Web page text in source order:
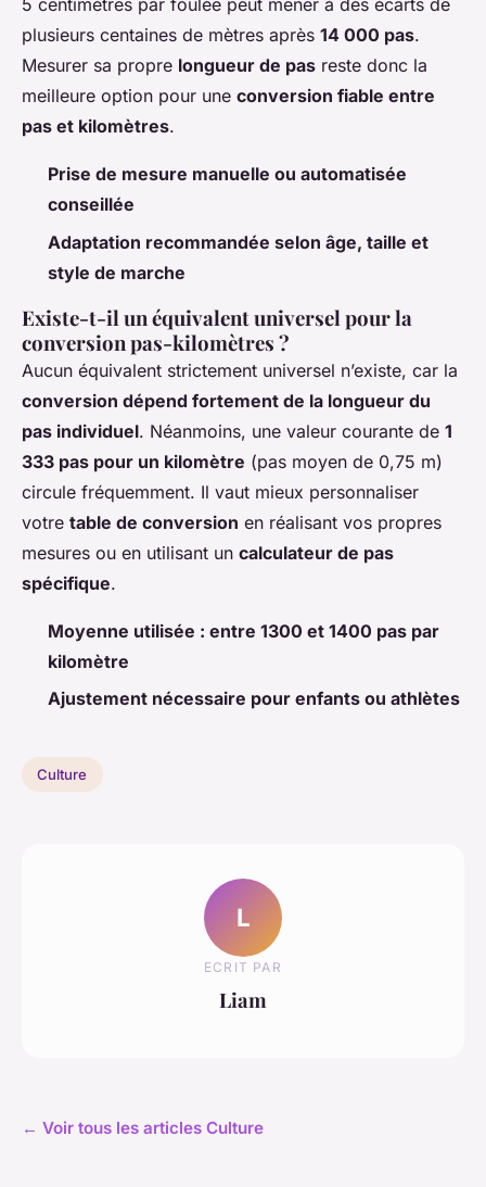
5 centimètres par foulée peut mener à des écarts de
plusieurs centaines de mètres après 14 000 pas.
Mesurer sa propre longueur de pas reste donc la
meilleure option pour une conversion fiable entre
pas et kilomètres.
Prise de mesure manuelle ou automatisée
conseillée
Adaptation recommandée selon âge, taille et
style de marche
Existe-t-il un équivalent universel pour la
conversion pas-kilomètres ?
Aucun équivalent strictement universel n’existe, car la
conversion dépend fortement de la longueur du
pas individuel. Néanmoins, une valeur courante de 1
333 pas pour un kilomètre (pas moyen de 0,75 m)
circule fréquemment. Il vaut mieux personnaliser
votre table de conversion en réalisant vos propres
mesures ou en utilisant un calculateur de pas
spécifique.
Moyenne utilisée : entre 1300 et 1400 pas par
kilomètre
Ajustement nécessaire pour enfants ou athlètes
Culture
L
ECRIT PAR
Liam
← Voir tous les articles Culture